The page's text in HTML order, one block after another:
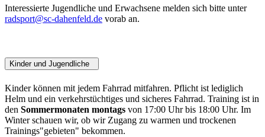
Interessierte Jugendliche und Erwachsene melden sich bitte unter
radsport@sc-dahenfeld.de vorab an.
Kinder und Jugendliche
Kinder können mit jedem Fahrrad mitfahren. Pflicht ist lediglich
Helm und ein verkehrstüchtiges und sicheres Fahrrad. Training ist in
den Sommermonaten montags von 17:00 Uhr bis 18:00 Uhr. Im
Winter schauen wir, ob wir Zugang zu warmen und trockenen
Trainings"gebieten" bekommen.